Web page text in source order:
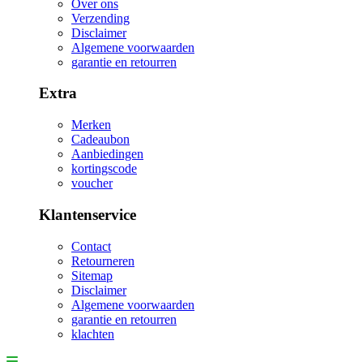
Over ons
Verzending
Disclaimer
Algemene voorwaarden
garantie en retourren
Extra
Merken
Cadeaubon
Aanbiedingen
kortingscode
voucher
Klantenservice
Contact
Retourneren
Sitemap
Disclaimer
Algemene voorwaarden
garantie en retourren
klachten